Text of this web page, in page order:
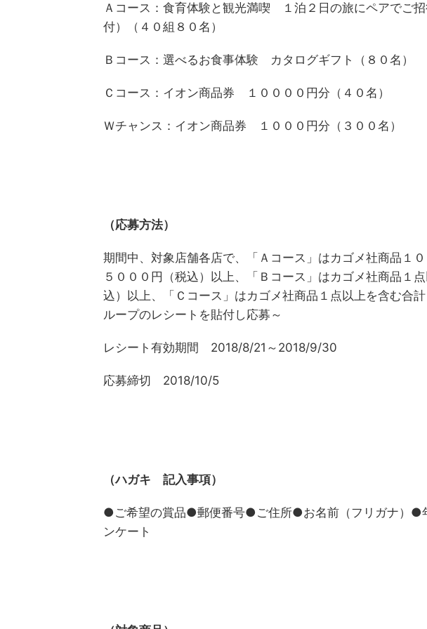
Ａコース：食育体験と観光満喫 １泊２日の旅にペアでご
付）（４０組８０名）
Ｂコース：選べるお食事体験 カタログギフト（８０名）
Ｃコース：イオン商品券 １００００円分（４０名）
Ｗチャンス：イオン商品券 １０００円分（３００名）
（応募方法）
期間中、対象店舗各店で、「Ａコース」はカゴメ社商品１
５０００円（税込）以上、「Ｂコース」はカゴメ社商品１
込）以上、「Ｃコース」はカゴメ社商品１点以上を含む合
ループのレシートを貼付し応募～
レシート有効期間 2018/8/21～2018/9/30
応募締切 2018/10/5
（ハガキ 記入事項）
●ご希望の賞品●郵便番号●ご住所●お名前（フリガナ）
ンケート